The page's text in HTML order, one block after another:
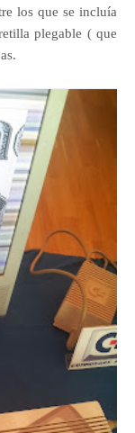
los que se incluía
plegable ( que